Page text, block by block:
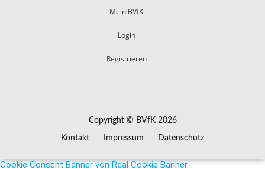
Mein BVfK
Login
Registrieren
Copyright © BVfK 2026
Kontakt Impressum Datenschutz
Cookie Consent Banner von Real Cookie Banner